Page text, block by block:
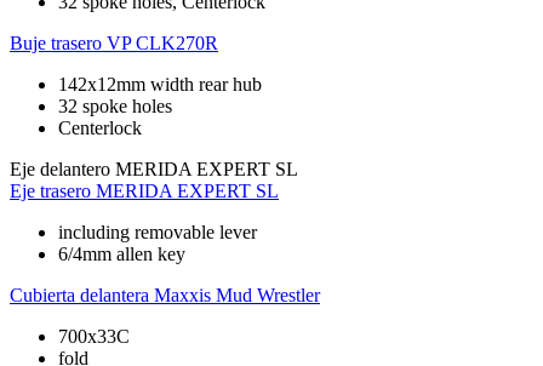
Buje trasero VP CLK270R
142x12mm width rear hub
32 spoke holes
Centerlock
Eje delantero MERIDA EXPERT SL
Eje trasero MERIDA EXPERT SL
including removable lever
6/4mm allen key
Cubierta delantera Maxxis Mud Wrestler
700x33C
fold